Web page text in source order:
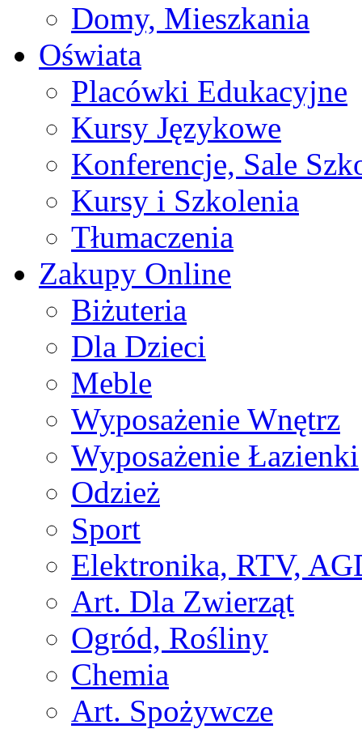
Domy, Mieszkania
Oświata
Placówki Edukacyjne
Kursy Językowe
Konferencje, Sale
Kursy i Szkolenia
Tłumaczenia
Zakupy Online
Biżuteria
Dla Dzieci
Meble
Wyposażenie Wnętrz
Wyposażenie Łazienki
Odzież
Sport
Elektronika, RTV,
Art. Dla Zwierząt
Ogród, Rośliny
Chemia
Art. Spożywcze